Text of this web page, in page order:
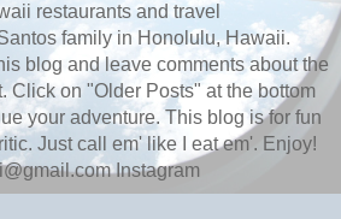
restaurants and travel
family in Honolulu, Hawaii.
blog and leave comments about the
Click on "Older Posts" at the bottom
your adventure. This blog is for fun
Just call em' like I eat em'. Enjoy!
Instagram